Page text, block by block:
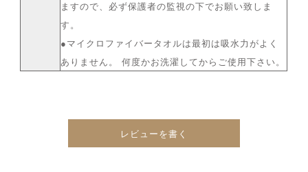
ますので、必ず保護者の監視の下でお願い致しま
す。
●マイクロファイバータオルは最初は吸水力がよく
ありません。 何度かお洗濯してからご使用下さい。
レビューを書く